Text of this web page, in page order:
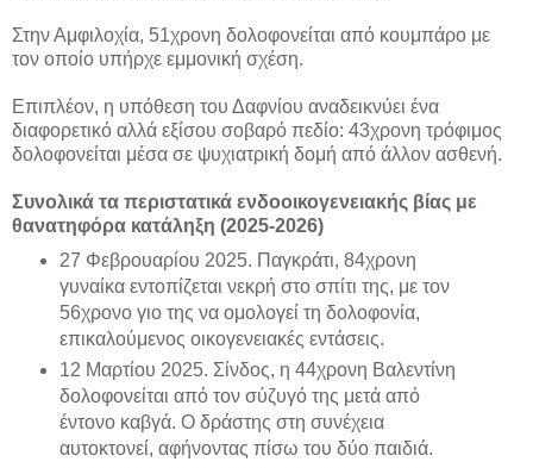
Στην Αμφιλοχία, 51χρονη δολοφονείται από κουμπάρο με
τον οποίο υπήρχε εμμονική σχέση.
Επιπλέον, η υπόθεση του Δαφνίου αναδεικνύει ένα
διαφορετικό αλλά εξίσου σοβαρό πεδίο: 43χρονη τρόφιμος
δολοφονείται μέσα σε ψυχιατρική δομή από άλλον ασθενή.
Συνολικά τα περιστατικά ενδοοικογενειακής βίας με
θανατηφόρα κατάληξη (2025-2026)
27 Φεβρουαρίου 2025. Παγκράτι, 84χρονη
γυναίκα εντοπίζεται νεκρή στο σπίτι της, με τον
56χρονο γιο της να ομολογεί τη δολοφονία,
επικαλούμενος οικογενειακές εντάσεις.
12 Μαρτίου 2025. Σίνδος, η 44χρονη Βαλεντίνη
δολοφονείται από τον σύζυγό της μετά από
έντονο καβγά. Ο δράστης στη συνέχεια
αυτοκτονεί, αφήνοντας πίσω του δύο παιδιά.